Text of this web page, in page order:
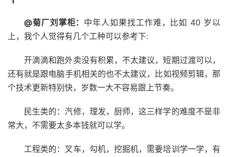
@菊厂刘掌柜： 中年人如果找工作难，比如 40 岁以
上，我个人觉得有几个工种可以参考下:
开滴滴和跑外卖没有积累，不太建议，短期过渡可以，
还有就是跟电脑手机相关的也不太建议，比如视频剪辑，那
个技术更新特别快，岁数一大不容易跟上节奏。
民生类的：汽修，理发，厨师，这三样学的难度不是非
常大，不需要太多本钱就可以学。
工程类的：叉车，勾机，挖掘机，需要培训学一学，有